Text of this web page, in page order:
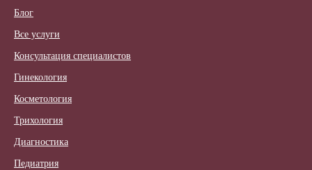
Блог
Все услуги
Консультация специалистов
Гинекология
Косметология
Трихология
Диагностика
Педиатрия